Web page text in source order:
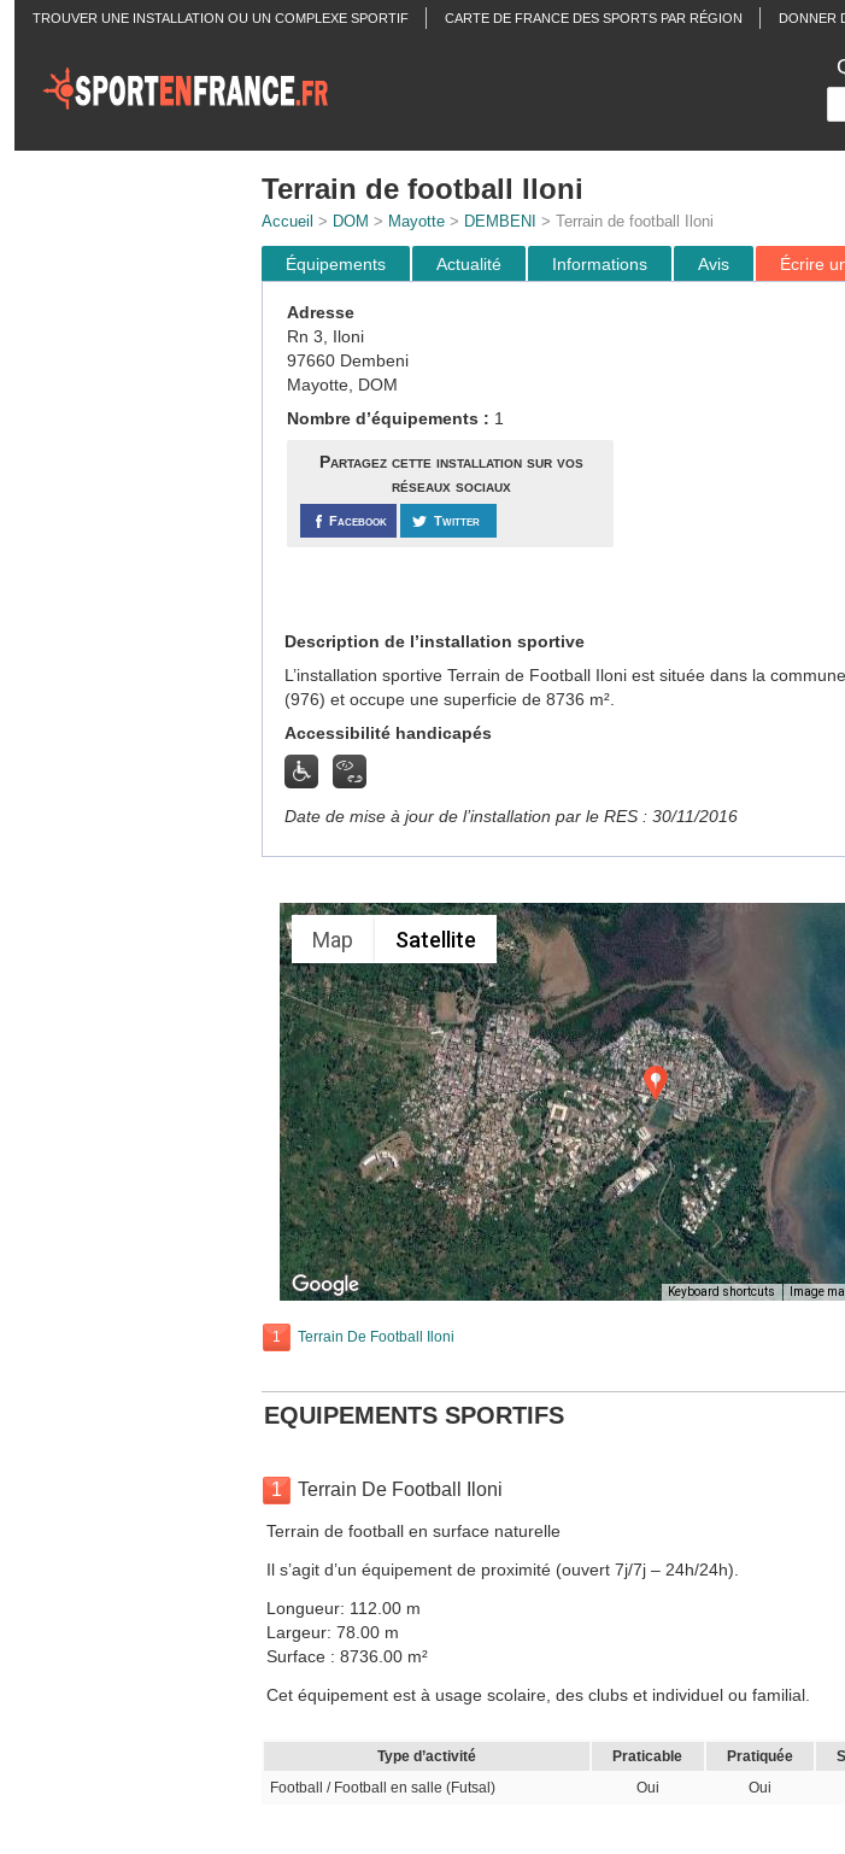
TROUVER UNE INSTALLATION OU UN COMPLEXE SPORTIF CARTE DE FRANCE DES SPORTS PAR RÉGION DONNER
Terrain de football Iloni
Accueil > DOM > Mayotte> DEMBENI > Terrain de football Iloni
Équipements Actualité Informations Avis Écrire
Adresse
Rn 3, Iloni
97660 Dembeni
Mayotte, DOM
Nombre d’équipements : 1
Partagez cette installation sur vos
réseaux sociaux
Facebook Twitter
Description de l’installation sportive
L’installation sportive Terrain de Football Iloni est située dans la
(976) et occupe une superficie de 8736 m².
Accessibilité handicapés
Date de mise à jour de l’installation par le RES : 30/11/2016
Map Satellite
Keyboard shortcuts Image
1 Terrain De Football Iloni
EQUIPEMENTS SPORTIFS
1 Terrain De Football Iloni
Terrain de football en surface naturelle
Il s’agit d’un équipement de proximité (ouvert 7j/7j – 24h/24h).
Longueur: 112.00 m
Largeur: 78.00 m
Surface : 8736.00 m²
Cet équipement est à usage scolaire, des clubs et individuel ou familial.
Type d’activité Praticable Pratiquée
Football / Football en salle (Futsal)
Oui Oui